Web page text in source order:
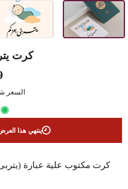
كرت
السعر
ينتهي هذا
كرت مكتوب علية عبارة